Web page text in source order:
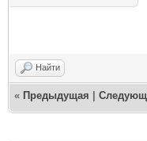
Найти
« Предыдущая